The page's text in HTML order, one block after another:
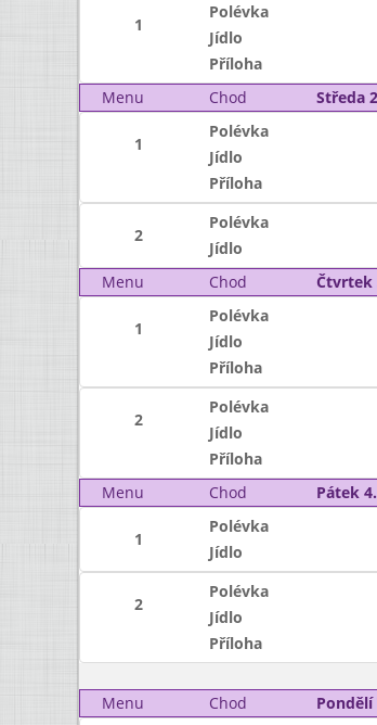
1
Polévka
Jídlo
Příloha
Menu
Chod Středa
1
Polévka
Jídlo
Příloha
2
Polévka
Jídlo
Menu
Chod Čtvrtek
1
Polévka
Jídlo
Příloha
2
Polévka
Jídlo
Příloha
Menu
Chod Pátek
1
Polévka
Jídlo
2
Polévka
Jídlo
Příloha
Menu
Chod Pondělí